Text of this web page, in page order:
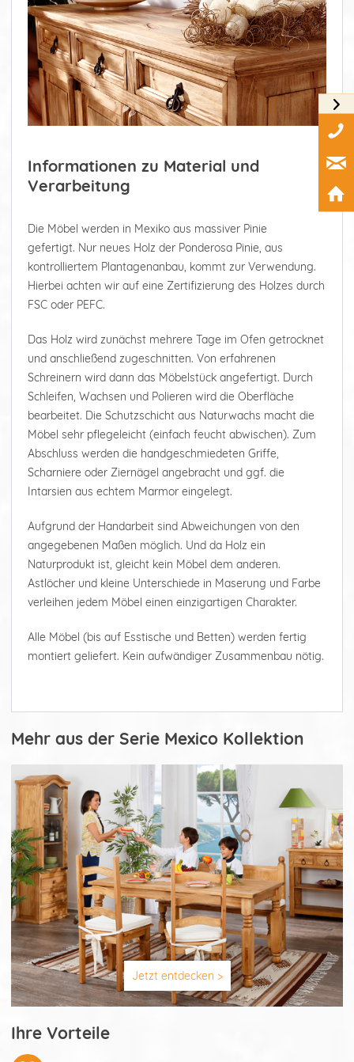
Informationen zu Material und
Verarbeitung
Die Möbel werden in Mexiko aus massiver Pinie
gefertigt. Nur neues Holz der Ponderosa Pinie, aus
kontrolliertem Plantagenanbau, kommt zur Verwendung.
Hierbei achten wir auf eine Zertifizierung des Holzes durch
FSC oder PEFC.
Das Holz wird zunächst mehrere Tage im Ofen getrocknet
und anschließend zugeschnitten. Von erfahrenen
Schreinern wird dann das Möbelstück angefertigt. Durch
Schleifen, Wachsen und Polieren wird die Oberfläche
bearbeitet. Die Schutzschicht aus Naturwachs macht die
Möbel sehr pflegeleicht (einfach feucht abwischen). Zum
Abschluss werden die handgeschmiedeten Griffe,
Scharniere oder Ziernägel angebracht und ggf. die
Intarsien aus echtem Marmor eingelegt.
Aufgrund der Handarbeit sind Abweichungen von den
angegebenen Maßen möglich. Und da Holz ein
Naturprodukt ist, gleicht kein Möbel dem anderen.
Astlöcher und kleine Unterschiede in Maserung und Farbe
verleihen jedem Möbel einen einzigartigen Charakter.
Alle Möbel (bis auf Esstische und Betten) werden fertig
montiert geliefert. Kein aufwändiger Zusammenbau nötig.
Mehr aus der Serie Mexico Kollektion
Jetzt entdecken >
Ihre Vorteile